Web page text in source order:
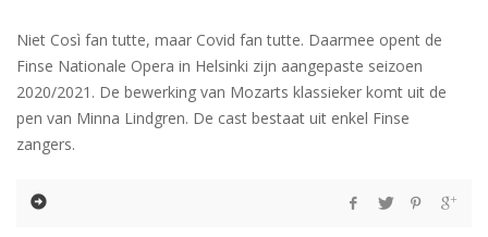
Niet Così fan tutte, maar Covid fan tutte. Daarmee opent de
Finse Nationale Opera in Helsinki zijn aangepaste seizoen
2020/2021. De bewerking van Mozarts klassieker komt uit de
pen van Minna Lindgren. De cast bestaat uit enkel Finse
zangers.